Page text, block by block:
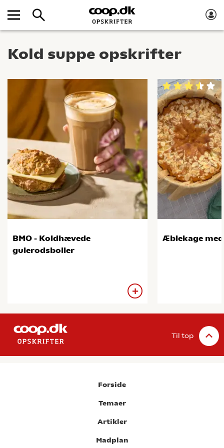
Kold suppe opskrifter
BMO - Koldhævede
gulerodsboller
Æblekage
Til top
Forside
Temaer
Artikler
Madplan